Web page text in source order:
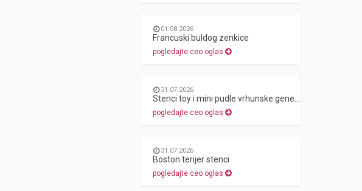
01.08.2026
Francuski buldog zenkice
pogledajte ceo oglas
31.07.2026
pogledajte ceo oglas
31.07.2026
Boston terijer stenci
pogledajte ceo oglas